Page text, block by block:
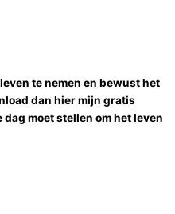
te nemen en bewust het
dan hier mijn gratis
moet stellen om het leven